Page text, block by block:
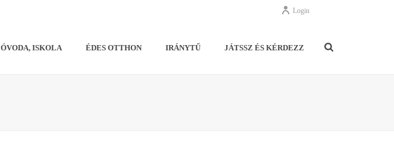
Login
ÓVODA, ISKOLA ÉDES OTTHON IRÁNYTŰ JÁTSSZ ÉS KÉRDEZZ